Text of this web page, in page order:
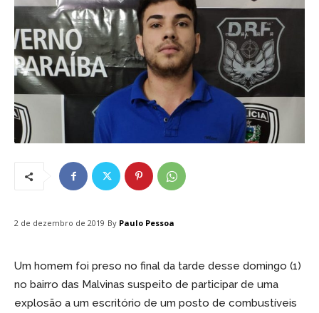
2 de dezembro de 2019 By Paulo Pessoa
Um homem foi preso no final da tarde desse domingo (1)
no bairro das Malvinas suspeito de participar de uma
explosão a um escritório de um posto de combustíveis